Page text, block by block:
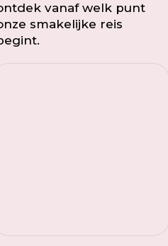
vanaf welk punt
smakelijke reis